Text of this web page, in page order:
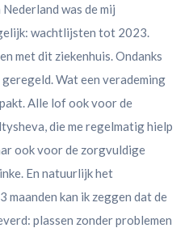
was de mij
wachtlijsten tot 2023.
met dit ziekenhuis. Ondanks
Wat een verademing
Alle lof ook voor de
die me regelmatig hielp
ook voor de zorgvuldige
En natuurlijk het
maanden kan ik zeggen dat de
plassen zonder problemen